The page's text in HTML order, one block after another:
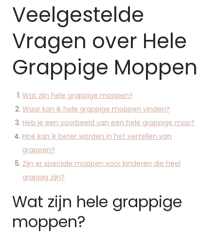
Veelgestelde
Vragen over Hele
Grappige Moppen
Wat zijn hele grappige moppen?
Waar kan ik hele grappige moppen vinden?
Heb je een voorbeeld van een hele grappige mop?
Hoe kan ik beter worden in het vertellen van
grappen?
Zijn er speciale moppen voor kinderen die heel
grappig zijn?
Wat zijn hele grappige
moppen?